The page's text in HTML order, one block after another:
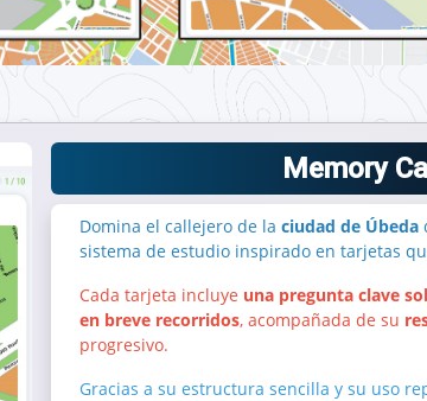
Memory
Domina el callejero de la ciudad de Úbeda
sistema de estudio inspirado en tarjetas
Cada tarjeta incluye una pregunta clave
en breve recorridos, acompañada de su
progresivo.
Gracias a su estructura sencilla y su uso